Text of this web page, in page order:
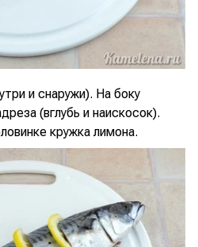
и снаружи). На боку
(вглубь и наискосок).
кружка лимона.